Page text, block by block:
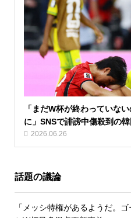
「まだW杯が終わっていな
に」SNSで誹謗中傷殺到の
2026.06.26
話題の議論
「メッシ特権があるようだ。